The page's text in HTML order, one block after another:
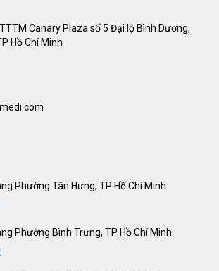
Canary Plaza số 5 Đại lộ Bình Dương,
Hồ Chí Minh
Phường Tân Hưng, TP Hồ Chí Minh
Phường Bình Trưng, TP Hồ Chí Minh